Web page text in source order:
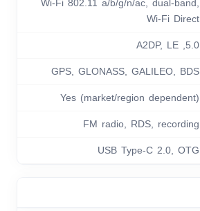
Wi-Fi Direct
5.0, A2DP, LE
GPS, GLONASS, GALILEO, BDS
Yes (market/region dependent)
FM radio, RDS, recording
USB Type-C 2.0, OTG